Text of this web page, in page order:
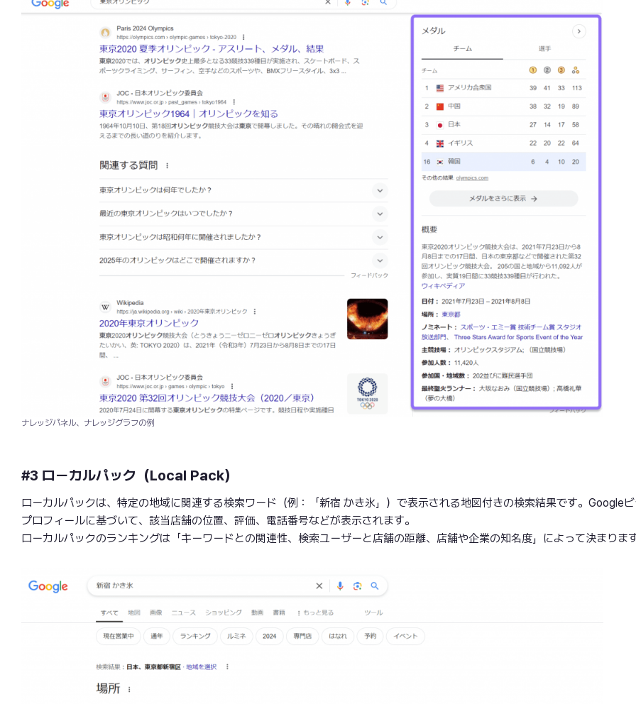
ナレッジパネル、ナレッジグラフの例
#3 ローカルパック（Local Pack）
ローカルパックは、特定の地域に関連する検索ワード（例：「新宿 かき氷」）で表示される地図付きの検索結果です。Google
プロフィールに基づいて、該当店舗の位置、評価、電話番号などが表示されます。
ローカルパックのランキングは「キーワードとの関連性、検索ユーザーと店舗の距離、店舗や企業の知名度」によって決まりま